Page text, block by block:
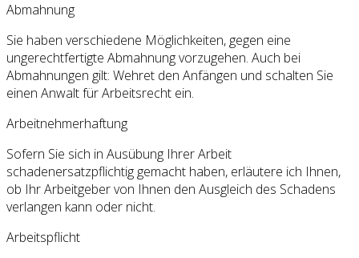
Abmahnung
Sie haben verschiedene Möglichkeiten, gegen eine
ungerechtfertigte Abmahnung vorzugehen. Auch bei
Abmahnungen gilt: Wehret den Anfängen und schalten Sie
einen Anwalt für Arbeitsrecht ein.
Arbeitnehmerhaftung
Sofern Sie sich in Ausübung Ihrer Arbeit
schadenersatzpflichtig gemacht haben, erläutere ich Ihnen,
ob Ihr Arbeitgeber von Ihnen den Ausgleich des Schadens
verlangen kann oder nicht.
Arbeitspflicht